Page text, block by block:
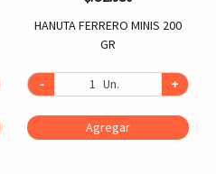
HANUTA FERRERO MINIS 200
GR
- Un. +
Agregar